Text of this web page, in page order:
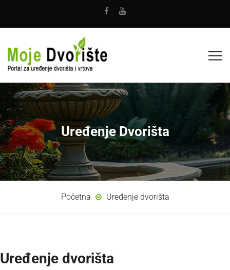
Uređenje Dvorišta
Početna Uređenje dvorišta
Uređenje dvorišta